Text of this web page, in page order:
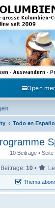
- Das
der
Politik, Geschichte
Gemeinschaft im
Open
Todo en Español
10 Beiträge • Seite
Thema
Beiträge: 10 •